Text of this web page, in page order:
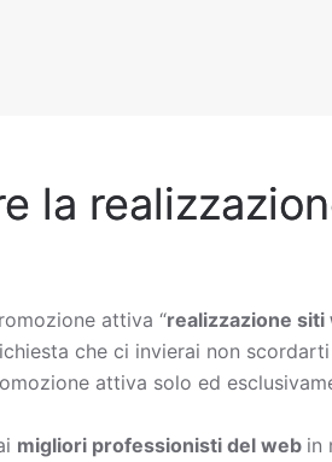
la
attiva “realizzazione siti
che ci invierai non
attiva solo ed
migliori professionisti del web in